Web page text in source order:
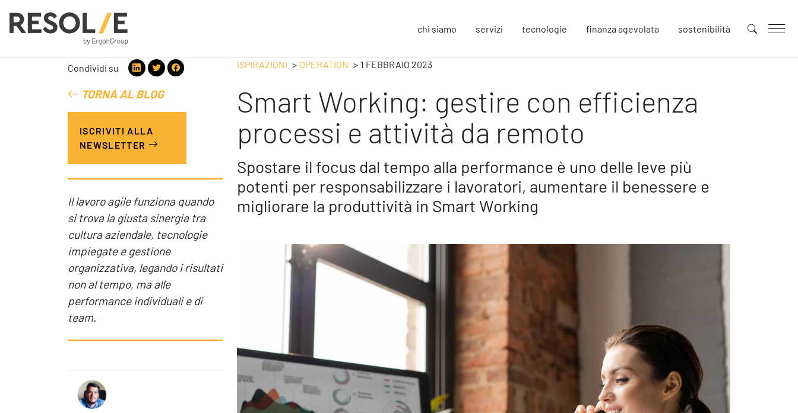
chi siamo servizi tecnologie finanza agevolata sostenibilità
People
Leadership
Benessere Organizzativo & Sostenibile
Performance Management
Strategy
Business Process Improvement
Marketing Strategico
Finanza Strategica
231 Gestione Rischi
Future
Sostenibilità
Social Impacts
Europe
Digital
Modern Infrastructure
Produttività & Lavoro in Team
Remote Working & Video e Audio Conferencing
Sicurezza & Conformità
Business Intelligence, Analitiche e Intelligenza
Artificiale
Sviluppo App
Smart Working
Efficientamento Aziendale
Project Management
Finanza & Gestione Economica
Risk Management
Sistemi di Gestione
Sicurezza sul Lavoro
Assistenza Ambientale
Sicurezza Alimentare
Condividi su
TORNA AL BLOG
ISCRIVITI ALLA
NEWSLETTER
Il lavoro agile funziona quando
si trova la giusta sinergia tra
cultura aziendale, tecnologie
impiegate e gestione
organizzativa, legando i risultati
non al tempo, ma alle
performance individuali e di
team.
ISPIRAZIONI OPERATION 1 FEBBRAIO 2023
Smart Working: gestire con efficienza
processi e attività da remoto
Spostare il focus dal tempo alla performance è uno delle leve più
potenti per responsabilizzare i lavoratori, aumentare il benessere e
migliorare la produttività in Smart Working